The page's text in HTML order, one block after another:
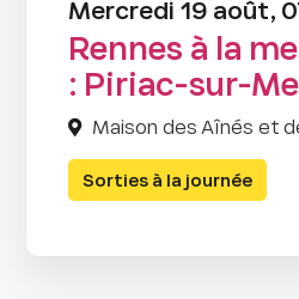
Mercredi 19 août,
Rennes à la
: Piriac-sur-
Maison des Aînés et
Sorties à la journée